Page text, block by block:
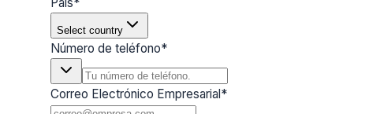
Select country
Número de teléfono*
Correo Electrónico Empresarial*